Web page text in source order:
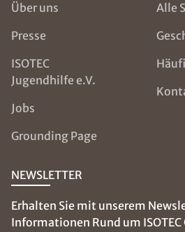
Über uns
Presse
ISOTEC
Jugendhilfe e.V.
Jobs
Grounding Page
Alle
NEWSLETTER
Erhalten Sie mit unserem
Informationen Rund um ISOTEC